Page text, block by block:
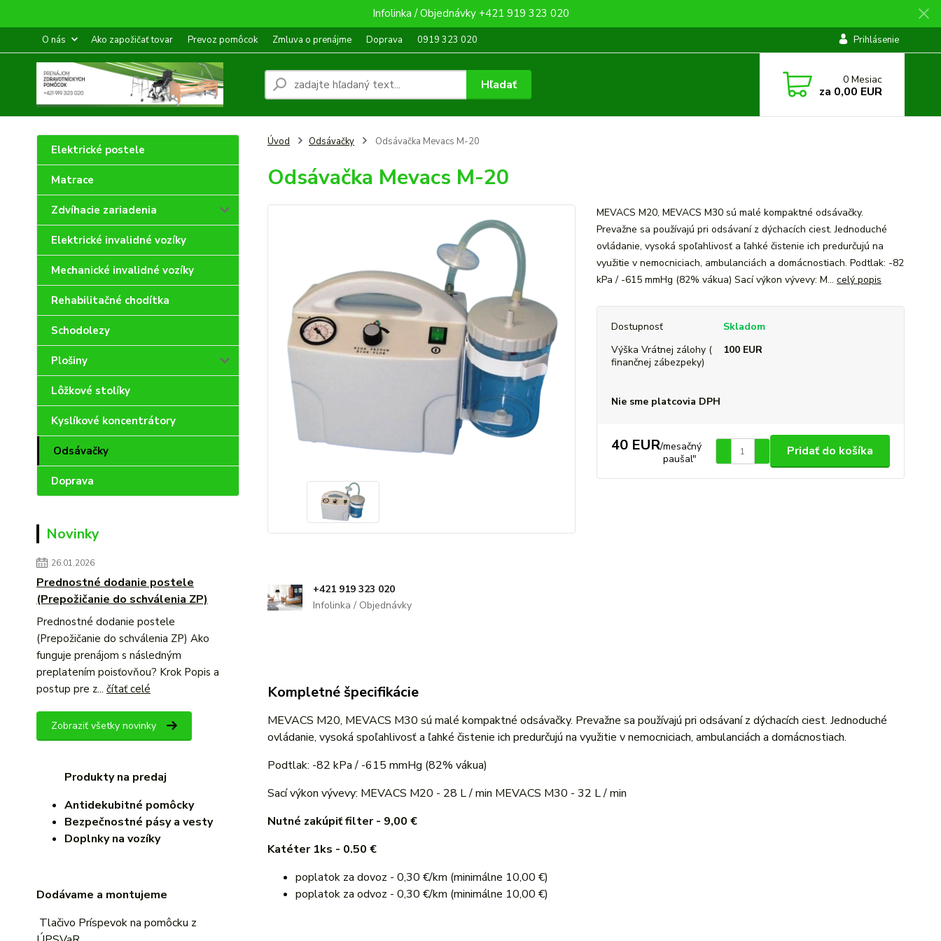
Infolinka / Objednávky +421 919 323 020
O nás Ako zapožičať tovar Prevoz pomôcok Zmluva o prenájme Doprava 0919 323 020 Prihlásenie
Hľadať 0 Mesiac
za 0,00 EUR
Elektrické postele
Matrace
Zdvíhacie zariadenia
Elektrické invalidné vozíky
Mechanické invalidné vozíky
Rehabilitačné chodítka
Schodolezy
Plošiny
Lôžkové stolíky
Kyslíkové koncentrátory
Odsávačky
Doprava
Novinky
26.01.2026
Prednostné dodanie postele
(Prepožičanie do schválenia ZP)
Prednostné dodanie postele
(Prepožičanie do schválenia ZP) Ako
funguje prenájom s následným
preplatením poisťovňou? Krok Popis a
postup pre z... čítať celé
Zobraziť všetky novinky
Produkty na predaj
Antidekubitné pomôcky
Bezpečnostné pásy a vesty
Doplnky na vozíky
Dodávame a montujeme
Tlačivo Príspevok na pomôcku z
Úvod Odsávačky Odsávačka Mevacs M-20
Odsávačka Mevacs M-20
MEVACS M20, MEVACS M30 sú malé kompaktné odsávačky.
Prevažne sa používajú pri odsávaní z dýchacích ciest. Jednoduché
ovládanie, vysoká spoľahlivosť a ľahké čistenie ich predurčujú na
využitie v nemocniciach, ambulanciách a domácnostiach. Podtlak: -82
kPa / -615 mmHg (82% vákua) Sací výkon vývevy: M... celý popis
Dostupnosť
Skladom
Výška Vrátnej zálohy (
finančnej zábezpeky)
100 EUR
Nie sme platcovia DPH
40 EUR/mesačný
paušal"
Pridať do košíka
+421 919 323 020
Infolinka / Objednávky
Kompletné špecifikácie
MEVACS M20, MEVACS M30 sú malé kompaktné odsávačky. Prevažne sa používajú pri odsávaní z dýchacích ciest. Jednoduché
ovládanie, vysoká spoľahlivosť a ľahké čistenie ich predurčujú na využitie v nemocniciach, ambulanciách a domácnostiach.
Podtlak: -82 kPa / -615 mmHg (82% vákua)
Sací výkon vývevy: MEVACS M20 - 28 L / min MEVACS M30 - 32 L / min
Nutné zakúpiť filter - 9,00 €
Katéter 1ks - 0.50 €
poplatok za dovoz - 0,30 €/km (minimálne 10,00 €)
poplatok za odvoz - 0,30 €/km (minimálne 10,00 €)